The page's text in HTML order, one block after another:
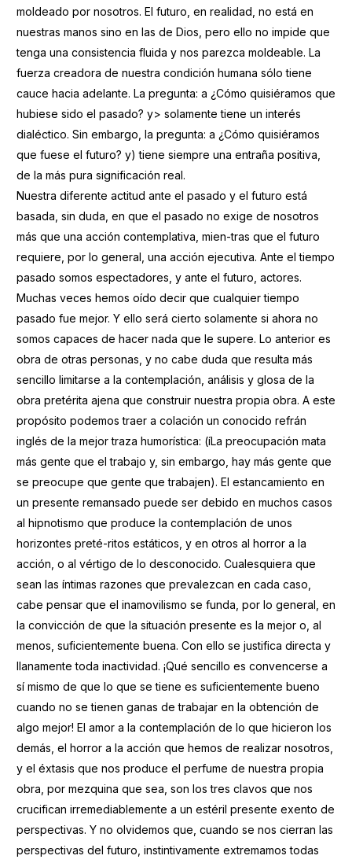
moldeado por nosotros. El futuro, en realidad, no está en
nuestras manos sino en las de Dios, pero ello no impide que
tenga una consistencia fluida y nos parezca moldeable. La
fuerza creadora de nuestra condición humana sólo tiene
cauce hacia adelante. La pregunta: a ¿Cómo quisiéramos que
hubiese sido el pasado? y> solamente tiene un interés
dialéctico. Sin embargo, la pregunta: a ¿Cómo quisiéramos
que fuese el futuro? y) tiene siempre una entraña positiva,
de la más pura significación real.
Nuestra diferente actitud ante el pasado y el futuro está
basada, sin duda, en que el pasado no exige de nosotros
más que una acción contemplativa, mien-tras que el futuro
requiere, por lo general, una acción ejecutiva. Ante el tiempo
pasado somos espectadores, y ante el futuro, actores.
Muchas veces hemos oído decir que cualquier tiempo
pasado fue mejor. Y ello será cierto solamente si ahora no
somos capaces de hacer nada que le supere. Lo anterior es
obra de otras personas, y no cabe duda que resulta más
sencillo limitarse a la contemplación, análisis y glosa de la
obra pretérita ajena que construir nuestra propia obra. A este
propósito podemos traer a colación un conocido refrán
inglés de la mejor traza humorística: (íLa preocupación mata
más gente que el trabajo y, sin embargo, hay más gente que
se preocupe que gente que trabajen). El estancamiento en
un presente remansado puede ser debido en muchos casos
al hipnotismo que produce la contemplación de unos
horizontes preté-ritos estáticos, y en otros al horror a la
acción, o al vértigo de lo desconocido. Cualesquiera que
sean las íntimas razones que prevalezcan en cada caso,
cabe pensar que el inamovilismo se funda, por lo general, en
la convicción de que la situación presente es la mejor o, al
menos, suficientemente buena. Con ello se justifica directa y
llanamente toda inactividad. ¡Qué sencillo es convencerse a
sí mismo de que lo que se tiene es suficientemente bueno
cuando no se tienen ganas de trabajar en la obtención de
algo mejor! El amor a la contemplación de lo que hicieron los
demás, el horror a la acción que hemos de realizar nosotros,
y el éxtasis que nos produce el perfume de nuestra propia
obra, por mezquina que sea, son los tres clavos que nos
crucifican irremediablemente a un estéril presente exento de
perspectivas. Y no olvidemos que, cuando se nos cierran las
perspectivas del futuro, instintivamente extremamos todas